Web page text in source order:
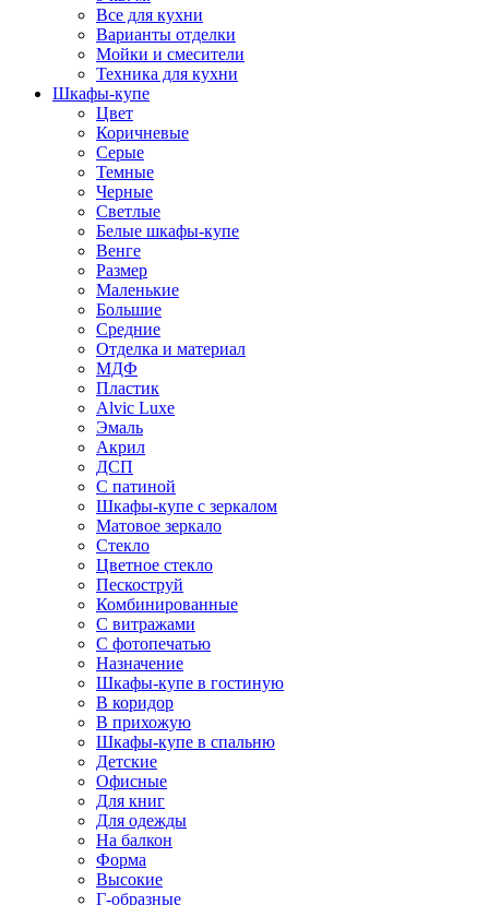
Все для кухни
Варианты отделки
Мойки и смесители
Техника для кухни
Шкафы-купе
Цвет
Коричневые
Серые
Темные
Черные
Светлые
Белые шкафы-купе
Венге
Размер
Маленькие
Большие
Средние
Отделка и материал
МДФ
Пластик
Alvic Luxe
Эмаль
Акрил
ДСП
С патиной
Шкафы-купе с зеркалом
Матовое зеркало
Стекло
Цветное стекло
Пескоструй
Комбинированные
С витражами
С фотопечатью
Назначение
Шкафы-купе в гостиную
В коридор
В прихожую
Шкафы-купе в спальню
Детские
Офисные
Для книг
Для одежды
На балкон
Форма
Высокие
Г-образные